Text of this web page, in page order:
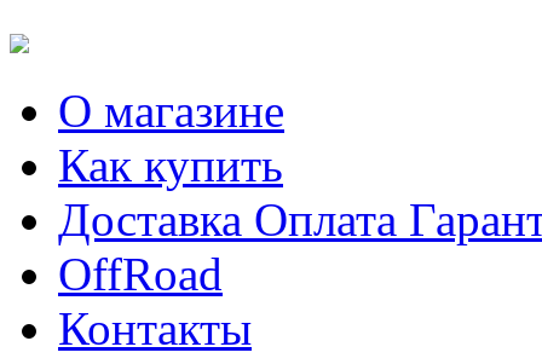
О магазине
Как купить
Доставка Оплата
OffRoad
Контакты